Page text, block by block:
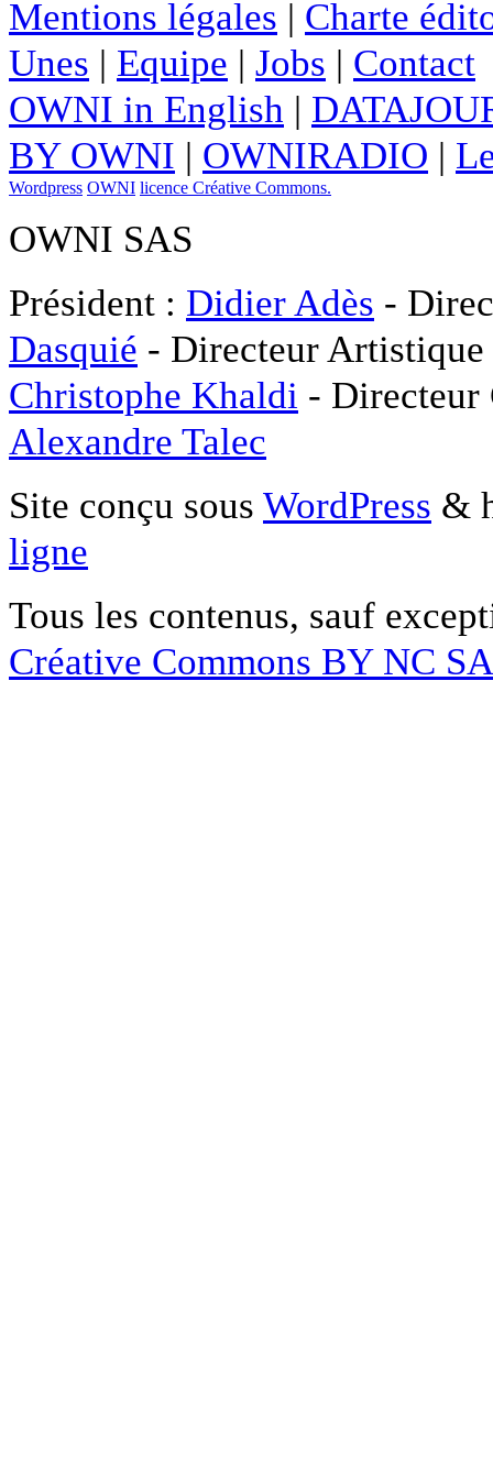
Mentions légales | Charte
Unes | Equipe | Jobs | Contact
OWNI in English |
BY OWNI | OWNIRADIO |
Wordpress OWNI licence Créative Commons.
OWNI SAS
Président : Didier Adès -
Dasquié - Directeur
Christophe Khaldi -
Alexandre Talec
Site conçu sous WordPress &
ligne
Tous les contenus, sauf
Créative Commons BY NC SA